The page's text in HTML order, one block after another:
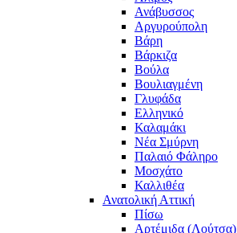
Ανάβυσσος
Αργυρούπολη
Βάρη
Βάρκιζα
Βούλα
Βουλιαγμένη
Γλυφάδα
Ελληνικό
Καλαμάκι
Νέα Σμύρνη
Παλαιό Φάληρο
Μοσχάτο
Καλλιθέα
Ανατολική Αττική
Πίσω
Αρτέμιδα (Λούτσα)